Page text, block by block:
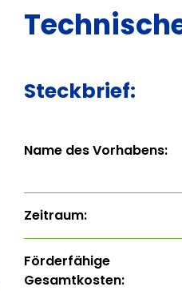
Steckbrief:
Name des Vorhabens:
Zeitraum:
Förderfähige
Gesamtkosten: